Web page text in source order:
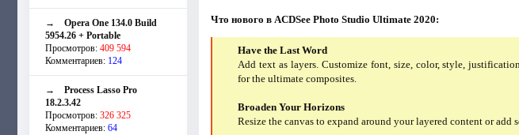
→ Opera One 134.0 Build
5954.26 + Portable
Просмотров: 409 594
Комментариев: 124
→ Process Lasso Pro
18.2.3.42
Просмотров: 326 325
Комментариев: 64
Что нового в ACDSee Photo Studio Ultimate 2020:
Have the Last Word
Add text as layers. Customize font, size, color, style,
for the ultimate composites.
Broaden Your Horizons
Resize the canvas to expand around your layered content or